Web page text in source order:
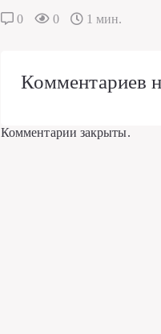
0 0 1 мин.
Комментариев
Комментарии закрыты.